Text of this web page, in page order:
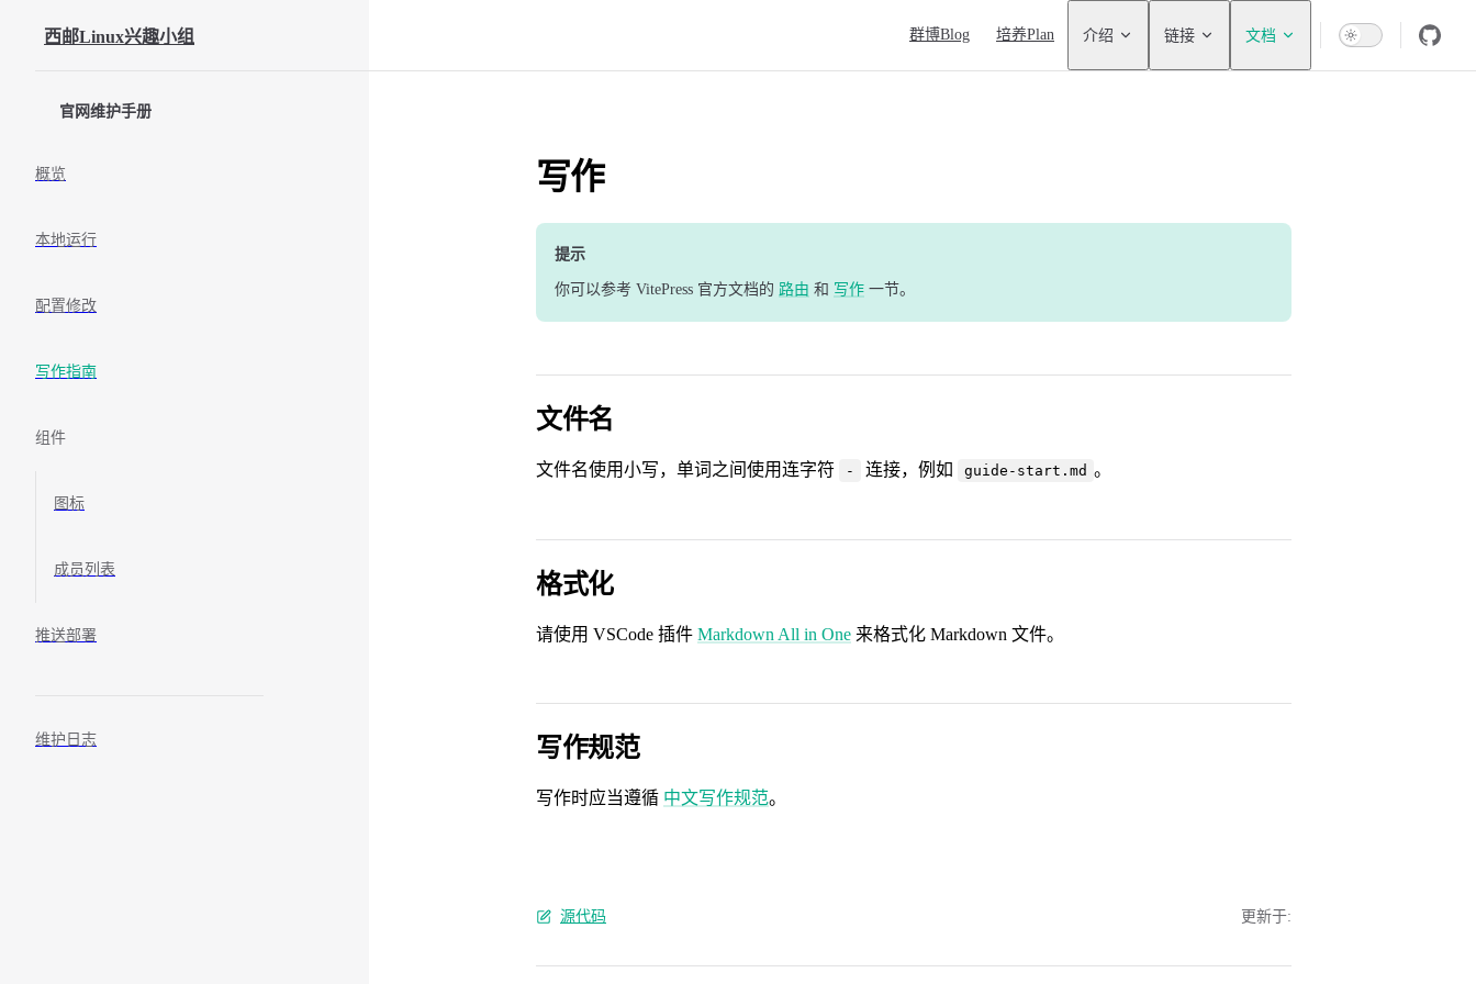
Skip to content
西邮Linux兴趣小组 群博Blog 培养Plan 介绍 链接 文档
官网维护手册
概览
本地运行
配置修改
写作指南
组件
图标
成员列表
推送部署
维护日志
写作
提示
你可以参考 VitePress 官方文档的 路由 和 写作 一节。
文件名
文件名使用小写，单词之间使用连字符 - 连接，例如 guide-start.md 。
格式化
请使用 VSCode 插件 Markdown All in One 来格式化 Markdown 文件。
写作规范
写作时应当遵循 中文写作规范。
源代码 更新于: